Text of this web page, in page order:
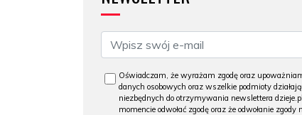
Oświadczam, że wyrażam zgodę oraz
danych osobowych oraz wszelkie podmioty
niezbędnych do otrzymywania newslettera
momencie odwołać zgodę oraz że odwołanie